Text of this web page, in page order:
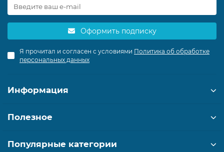
Оформить подписку
Я прочитал и согласен с условиями Политика об обработке
персональных данных
Информация
Полезное
Популярные категории